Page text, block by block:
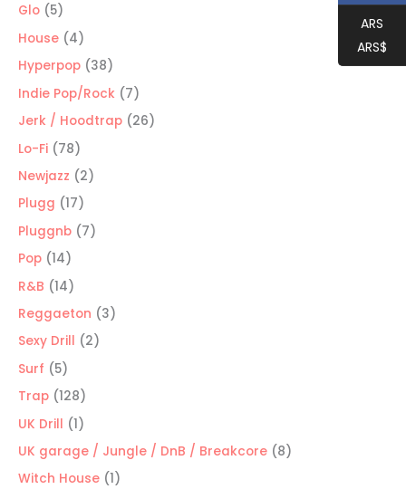
Glo 55
productos
House 44
productos
Hyperpop 3838
productos
Indie Pop/Rock 77
productos
Jerk / Hoodtrap 2626
Lo-Fi 7878
productos
Newjazz 22
Plugg 1717
productos
Pluggnb 77
Pop 1414
productos
R&B 1414
productos
Reggaeton 33
Sexy Drill 22
Surf 55
productos
Trap 128128
productos
UK Drill 11
producto
UK garage / Jungle / DnB / Breakcore 88
Witch House 11
ARS
ARS$